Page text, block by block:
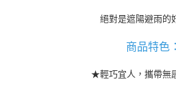
３．未成年的使用者請事先徵得法定代理人
時審查核予不同之上限額度；若仍有額度不
請求用戶進行身份認證。
絕對是遮陽避雨的
商品特色：
★輕巧宜人，攜帶無